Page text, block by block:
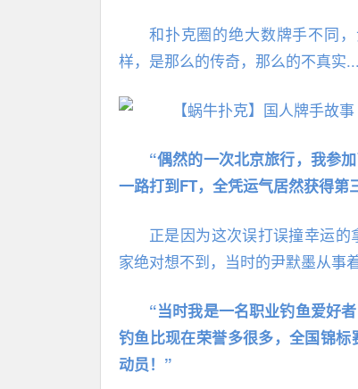
和扑克圈的绝大数牌手不同
样，是那么的传奇，那么的不真实
“偶然的一次北京旅行，我参
一路打到FT，全凭运气居然获得第
正是因为这次误打误撞幸运
家绝对想不到，当时的尹默墨从事
“当时我是一名职业钓鱼爱好
钓鱼比现在荣誉多很多，全国锦
动员！”